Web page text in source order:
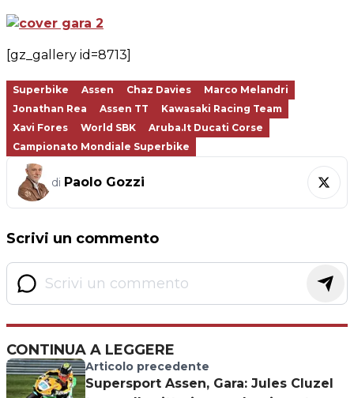
[gz_gallery id=8713]
Superbike Assen Chaz Davies
Marco Melandri
Jonathan Rea
Assen TT
Kawasaki Racing Team
Xavi Fores
World SBK
Aruba.it Ducati Corse
Campionato Mondiale Superbike
di Paolo Gozzi
Scrivi un commento
CONTINUA A LEGGERE
Articolo precedente
Supersport Assen, Gara: Jules Cluzel